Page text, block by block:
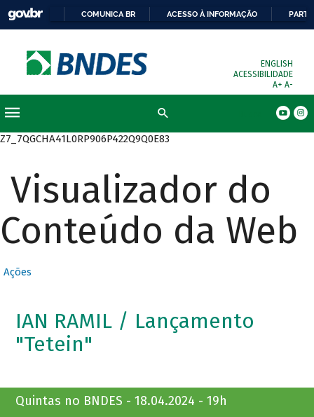
COMUNICA BR ACESSO À INFORMAÇÃO
ENGLISH
ACESSIBILIDADE
A+ A-
Z7_7QGCHA41L0RP906P422Q9Q0E83
Visualizador do
Conteúdo da Web
Ações
IAN RAMIL / Lançamento
"Tetein"
Quintas no BNDES - 18.04.2024 - 19h